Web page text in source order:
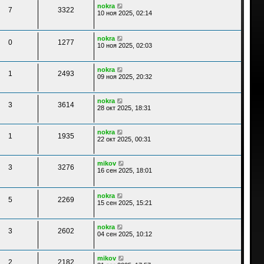
7 3322
nokra
10 ноя 2025, 02:14
0 1277
nokra
10 ноя 2025, 02:03
1 2493
nokra
09 ноя 2025, 20:32
3 3614
nokra
28 окт 2025, 18:31
1 1935
nokra
22 окт 2025, 00:31
3 3276
mikov
16 сен 2025, 18:01
5 2269
nokra
15 сен 2025, 15:21
3 2602
nokra
04 сен 2025, 10:12
2 2182
mikov